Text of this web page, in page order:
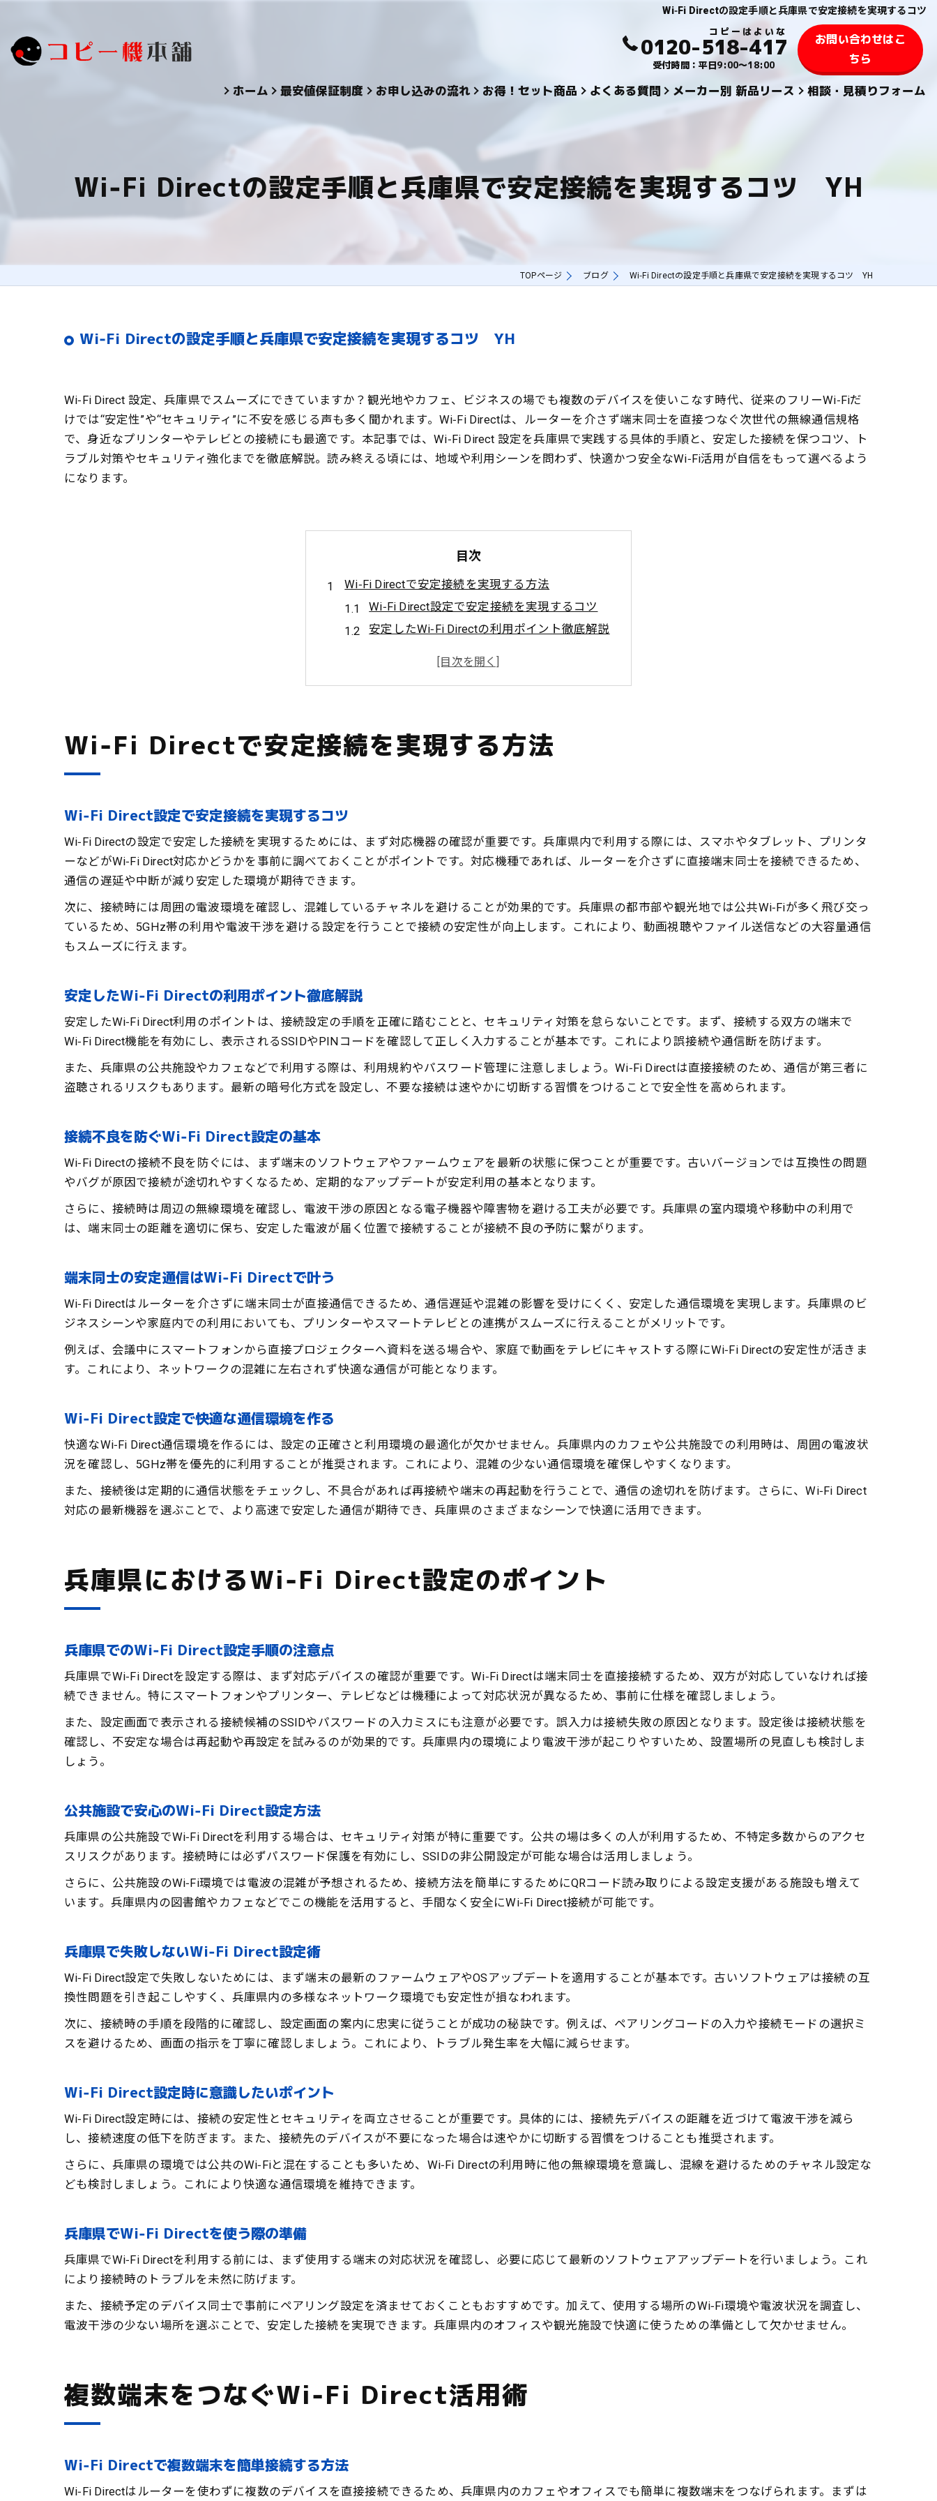
Wi‑Fi Directの設定手順と兵庫県で安定接続を実現するコツ
0120-518-417
受付時間：平日9:00～18:00
お問い合わせはこ
ちら
ホーム 最安値保証制度 お申し込みの流れ お得！セット商品 よくある質問 メーカー別 新品リース
SHARPシャープ
相談・見積りフォーム
Wi‑Fi Directの設定手順と兵庫県で安定接続を実現するコツ YH
TOPページ ブログ Wi‑Fi Directの設定手順と兵庫県で安定接続を実現するコツ YH
Wi‑Fi Directの設定手順と兵庫県で安定接続を実現するコツ YH
Wi‑Fi Direct 設定、兵庫県でスムーズにできていますか？観光地やカフェ、ビジネスの場でも複数のデバイスを使いこなす時代、従来のフリーWi‑Fiだ
けでは“安定性”や“セキュリティ”に不安を感じる声も多く聞かれます。Wi‑Fi Directは、ルーターを介さず端末同士を直接つなぐ次世代の無線通信規格
で、身近なプリンターやテレビとの接続にも最適です。本記事では、Wi‑Fi Direct 設定を兵庫県で実践する具体的手順と、安定した接続を保つコツ、ト
ラブル対策やセキュリティ強化までを徹底解説。読み終える頃には、地域や利用シーンを問わず、快適かつ安全なWi‑Fi活用が自信をもって選べるよう
になります。
目次
Wi‑Fi Directで安定接続を実現する方法
Wi‑Fi Direct設定で安定接続を実現するコツ
安定したWi‑Fi Directの利用ポイント徹底解説
兵庫県でのWi‑Fi Direct設定手順の注意点
複数端末をつなぐWi‑Fi Direct活用術
スマホ・PC連携をWi‑Fi Directで効率化
直接接続ならWi‑Fi Directが便利な理由
Wi‑Fi Directの利便性と直接通信の強み
Wi‑Fi Directで実現する高速直接接続の魅力
兵庫で安全にWi‑Fi Directを使うための注意
無線通信を安全にするWi‑Fi Directの使い方
公共施設で安心のWi‑Fi Direct利用ポイント
フリーWi‑FiとWi‑Fi Directの安全性の違い
Wi‑Fi Directで接続できない時の対処法
設定失敗時のWi‑Fi Directトラブル対策集
無線接続トラブルを防ぐWi‑Fi Directの工夫
Wi‑Fi Direct設定時に確認すべきポイント
Wi‑Fi Directで安定接続を実現する方法
Wi‑Fi Direct設定で安定接続を実現するコツ
Wi‑Fi Directの設定で安定した接続を実現するためには、まず対応機器の確認が重要です。兵庫県内で利用する際には、スマホやタブレット、プリンタ
ーなどがWi‑Fi Direct対応かどうかを事前に調べておくことがポイントです。対応機種であれば、ルーターを介さずに直接端末同士を接続できるため、
通信の遅延や中断が減り安定した環境が期待できます。
次に、接続時には周囲の電波環境を確認し、混雑しているチャネルを避けることが効果的です。兵庫県の都市部や観光地では公共Wi‑Fiが多く飛び交っ
ているため、5GHz帯の利用や電波干渉を避ける設定を行うことで接続の安定性が向上します。これにより、動画視聴やファイル送信などの大容量通信
もスムーズに行えます。
安定したWi‑Fi Directの利用ポイント徹底解説
安定したWi‑Fi Direct利用のポイントは、接続設定の手順を正確に踏むことと、セキュリティ対策を怠らないことです。まず、接続する双方の端末で
Wi‑Fi Direct機能を有効にし、表示されるSSIDやPINコードを確認して正しく入力することが基本です。これにより誤接続や通信断を防げます。
また、兵庫県の公共施設やカフェなどで利用する際は、利用規約やパスワード管理に注意しましょう。Wi‑Fi Directは直接接続のため、通信が第三者に
盗聴されるリスクもあります。最新の暗号化方式を設定し、不要な接続は速やかに切断する習慣をつけることで安全性を高められます。
接続不良を防ぐWi‑Fi Direct設定の基本
Wi‑Fi Directの接続不良を防ぐには、まず端末のソフトウェアやファームウェアを最新の状態に保つことが重要です。古いバージョンでは互換性の問題
やバグが原因で接続が途切れやすくなるため、定期的なアップデートが安定利用の基本となります。
さらに、接続時は周辺の無線環境を確認し、電波干渉の原因となる電子機器や障害物を避ける工夫が必要です。兵庫県の室内環境や移動中の利用で
は、端末同士の距離を適切に保ち、安定した電波が届く位置で接続することが接続不良の予防に繋がります。
端末同士の安定通信はWi‑Fi Directで叶う
Wi‑Fi Directはルーターを介さずに端末同士が直接通信できるため、通信遅延や混雑の影響を受けにくく、安定した通信環境を実現します。兵庫県のビ
ジネスシーンや家庭内での利用においても、プリンターやスマートテレビとの連携がスムーズに行えることがメリットです。
例えば、会議中にスマートフォンから直接プロジェクターへ資料を送る場合や、家庭で動画をテレビにキャストする際にWi‑Fi Directの安定性が活きま
す。これにより、ネットワークの混雑に左右されず快適な通信が可能となります。
Wi‑Fi Direct設定で快適な通信環境を作る
快適なWi‑Fi Direct通信環境を作るには、設定の正確さと利用環境の最適化が欠かせません。兵庫県内のカフェや公共施設での利用時は、周囲の電波状
況を確認し、5GHz帯を優先的に利用することが推奨されます。これにより、混雑の少ない通信環境を確保しやすくなります。
また、接続後は定期的に通信状態をチェックし、不具合があれば再接続や端末の再起動を行うことで、通信の途切れを防げます。さらに、Wi‑Fi Direct
対応の最新機器を選ぶことで、より高速で安定した通信が期待でき、兵庫県のさまざまなシーンで快適に活用できます。
兵庫県におけるWi‑Fi Direct設定のポイント
兵庫県でのWi‑Fi Direct設定手順の注意点
兵庫県でWi‑Fi Directを設定する際は、まず対応デバイスの確認が重要です。Wi‑Fi Directは端末同士を直接接続するため、双方が対応していなければ接
続できません。特にスマートフォンやプリンター、テレビなどは機種によって対応状況が異なるため、事前に仕様を確認しましょう。
また、設定画面で表示される接続候補のSSIDやパスワードの入力ミスにも注意が必要です。誤入力は接続失敗の原因となります。設定後は接続状態を
確認し、不安定な場合は再起動や再設定を試みるのが効果的です。兵庫県内の環境により電波干渉が起こりやすいため、設置場所の見直しも検討しま
しょう。
公共施設で安心のWi‑Fi Direct設定方法
兵庫県の公共施設でWi‑Fi Directを利用する場合は、セキュリティ対策が特に重要です。公共の場は多くの人が利用するため、不特定多数からのアクセ
スリスクがあります。接続時には必ずパスワード保護を有効にし、SSIDの非公開設定が可能な場合は活用しましょう。
さらに、公共施設のWi‑Fi環境では電波の混雑が予想されるため、接続方法を簡単にするためにQRコード読み取りによる設定支援がある施設も増えて
います。兵庫県内の図書館やカフェなどでこの機能を活用すると、手間なく安全にWi‑Fi Direct接続が可能です。
兵庫県で失敗しないWi‑Fi Direct設定術
Wi‑Fi Direct設定で失敗しないためには、まず端末の最新のファームウェアやOSアップデートを適用することが基本です。古いソフトウェアは接続の互
換性問題を引き起こしやすく、兵庫県内の多様なネットワーク環境でも安定性が損なわれます。
次に、接続時の手順を段階的に確認し、設定画面の案内に忠実に従うことが成功の秘訣です。例えば、ペアリングコードの入力や接続モードの選択ミ
スを避けるため、画面の指示を丁寧に確認しましょう。これにより、トラブル発生率を大幅に減らせます。
Wi‑Fi Direct設定時に意識したいポイント
Wi‑Fi Direct設定時には、接続の安定性とセキュリティを両立させることが重要です。具体的には、接続先デバイスの距離を近づけて電波干渉を減ら
し、接続速度の低下を防ぎます。また、接続先のデバイスが不要になった場合は速やかに切断する習慣をつけることも推奨されます。
さらに、兵庫県の環境では公共のWi‑Fiと混在することも多いため、Wi‑Fi Directの利用時に他の無線環境を意識し、混線を避けるためのチャネル設定な
ども検討しましょう。これにより快適な通信環境を維持できます。
兵庫県でWi‑Fi Directを使う際の準備
兵庫県でWi‑Fi Directを利用する前には、まず使用する端末の対応状況を確認し、必要に応じて最新のソフトウェアアップデートを行いましょう。これ
により接続時のトラブルを未然に防げます。
また、接続予定のデバイス同士で事前にペアリング設定を済ませておくこともおすすめです。加えて、使用する場所のWi‑Fi環境や電波状況を調査し、
電波干渉の少ない場所を選ぶことで、安定した接続を実現できます。兵庫県内のオフィスや観光施設で快適に使うための準備として欠かせません。
複数端末をつなぐWi‑Fi Direct活用術
Wi‑Fi Directで複数端末を簡単接続する方法
Wi‑Fi Directはルーターを使わずに複数のデバイスを直接接続できるため、兵庫県内のカフェやオフィスでも簡単に複数端末をつなげられます。まずは